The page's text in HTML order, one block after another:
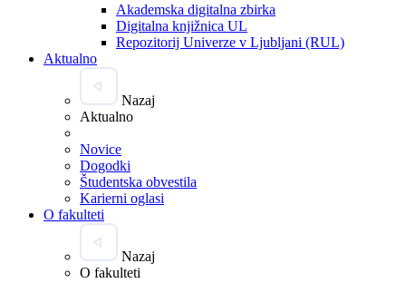
Akademska digitalna zbirka
Digitalna knjižnica UL
Repozitorij Univerze v Ljubljani (RUL)
Aktualno
Nazaj
Aktualno
Novice
Dogodki
Študentska obvestila
Karierni oglasi
O fakulteti
Nazaj
O fakulteti